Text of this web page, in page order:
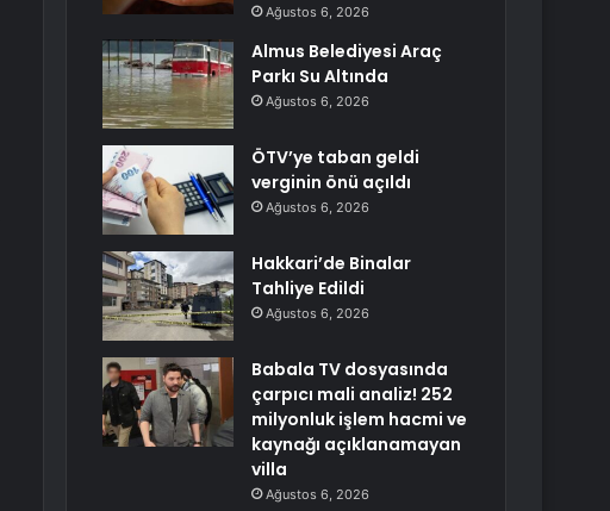
Ağustos 6, 2026
Almus Belediyesi Araç
Parkı Su Altında
Ağustos 6, 2026
ÖTV’ye taban geldi
verginin önü açıldı
Ağustos 6, 2026
Hakkari’de Binalar
Tahliye Edildi
Ağustos 6, 2026
Babala TV dosyasında
çarpıcı mali analiz! 252
milyonluk işlem hacmi ve
kaynağı açıklanamayan
villa
Ağustos 6, 2026